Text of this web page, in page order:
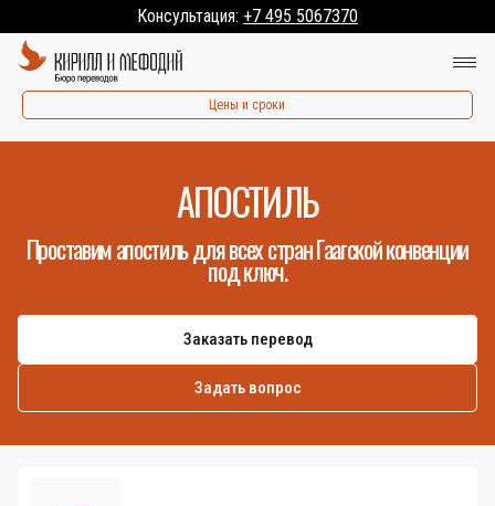
Консультация: +7 495 5067370
Цены и сроки
АПОСТИЛЬ
Проставим апостиль для всех стран Гаагской конвенции
под ключ.
Заказать перевод
Задать вопрос